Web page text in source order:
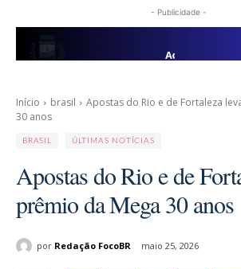
- Publicidade -
Início brasil
Apostas do Rio e de Fortaleza
30 anos
BRASIL ÚLTIMAS NOTÍCIAS
Apostas do Rio e de
prêmio da Mega 30 anos
por Redação FocoBR maio 25, 2026